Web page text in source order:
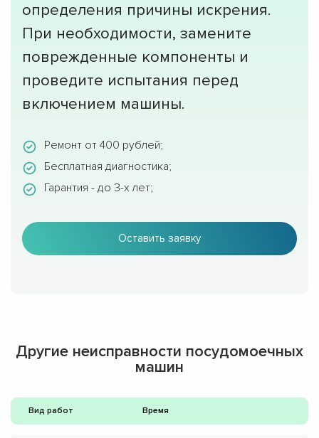
определения причины искрения.
При необходимости, замените
поврежденные компоненты и
проведите испытания перед
включением машины.
Ремонт от 400 рублей;
Бесплатная диагностика;
Гарантия - до 3-х лет;
Оставить заявку
Другие неисправности посудомоечных
машин
Вид работ Время